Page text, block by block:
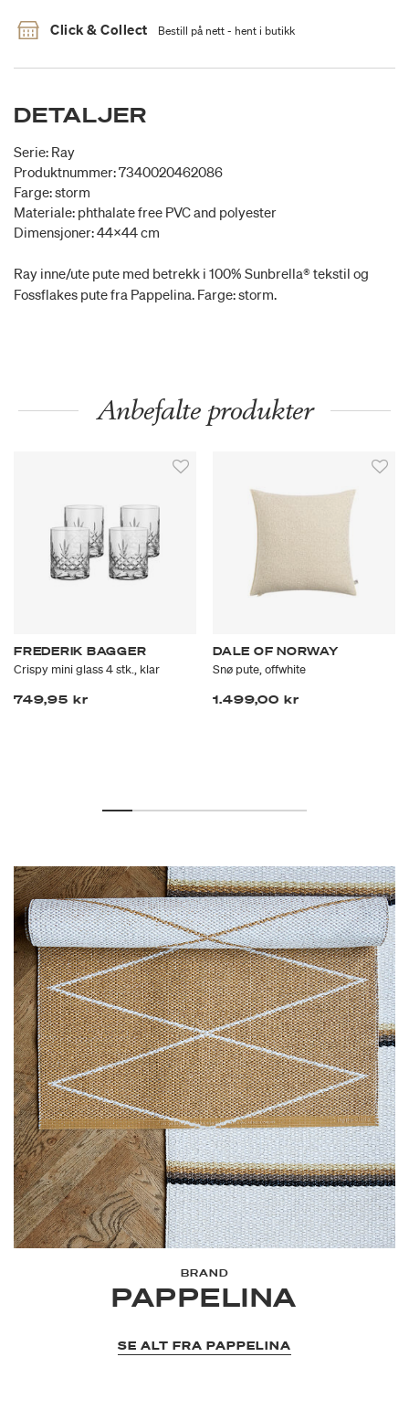
Click & Collect Bestill på nett - hent i butikk
DETALJER
Serie: Ray
Produktnummer: 7340020462086
Farge: storm
Materiale: phthalate free PVC and polyester
Dimensjoner: 44x44 cm
Ray inne/ute pute med betrekk i 100% Sunbrella® tekstil og
Fossflakes pute fra Pappelina. Farge: storm.
Anbefalte produkter
FREDERIK BAGGER
Crispy mini glass 4 stk., klar
749,95 kr
DALE OF NORWAY
Snø pute, offwhite
1.499,00 kr
BRAND
PAPPELINA
SE ALT FRA PAPPELINA